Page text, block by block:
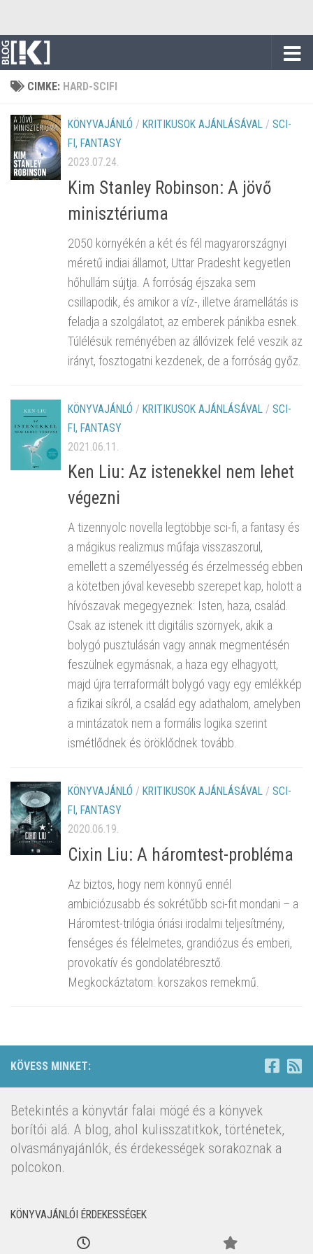
CIMKE: HARD-SCIFI
KÖNYVAJÁNLÓ / KRITIKUSOK AJÁNLÁSÁVAL / SCI-
FI, FANTASY
2023.07.24.
Kim Stanley Robinson: A jövő
minisztériuma
2050 környékén a két és fél magyarországnyi
méretű indiai államot, Uttar Pradesht kegyetlen
hőhullám sújtja. A forróság éjszaka sem
csillapodik, és amikor a víz-, illetve áramellátás is
feladja a szolgálatot, az emberek pánikba esnek.
Túlélésük reményében az állóvizek felé veszik az
irányt, fosztogatni kezdenek, de a forróság győz.
KÖNYVAJÁNLÓ / KRITIKUSOK AJÁNLÁSÁVAL / SCI-
FI, FANTASY
2021.06.11.
Ken Liu: Az istenekkel nem lehet
végezni
A tizennyolc novella legtöbbje sci-fi, a fantasy és
a mágikus realizmus műfaja visszaszorul,
emellett a személyesség és érzelmesség ebben
a kötetben jóval kevesebb szerepet kap, holott a
hívószavak megegyeznek: Isten, haza, család.
Csak az istenek itt digitális szörnyek, akik a
bolygó pusztulásán vagy annak megmentésén
feszülnek egymásnak, a haza egy elhagyott,
majd újra terraformált bolygó vagy egy emlékkép
a fizikai síkról, a család egy adathalom, amelyben
a mintázatok nem a formális logika szerint
ismétlődnek és öröklődnek tovább.
KÖNYVAJÁNLÓ / KRITIKUSOK AJÁNLÁSÁVAL / SCI-
FI, FANTASY
2020.06.19.
Cixin Liu: A háromtest-probléma
Az biztos, hogy nem könnyű ennél
ambiciózusabb és sokrétűbb sci-fit mondani – a
Háromtest-trilógia óriási irodalmi teljesítmény,
fenséges és félelmetes, grandiózus és emberi,
provokatív és gondolatébresztő.
Megkockáztatom: korszakos remekmű.
KÖVESS MINKET:
Betekintés a könyvtár falai mögé és a könyvek
borítói alá. A blog, ahol kulisszatitkok, történetek,
olvasmányajánlók, és érdekességek sorakoznak a
polcokon.
KÖNYVAJÁNLÓI ÉRDEKESSÉGEK